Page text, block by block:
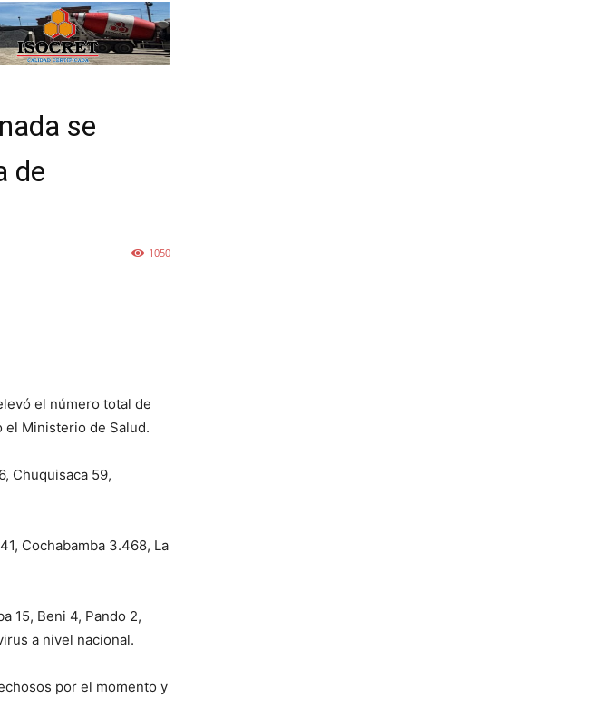
se
de
1050
el número total de
el Ministerio de Salud.
Chuquisaca 59,
Cochabamba 3.468, La
15, Beni 4, Pando 2,
a nivel nacional.
por el momento y